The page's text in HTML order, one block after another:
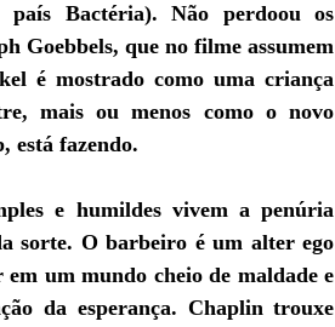
Bactéria). Não perdoou os
Goebbels, que no filme assumem
é mostrado como uma criança
mais ou menos como o novo
está fazendo.
e humildes vivem a penúria
sorte. O barbeiro é um alter ego
um mundo cheio de maldade e
da esperança. Chaplin trouxe